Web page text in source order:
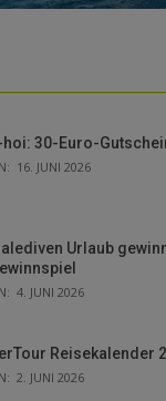
hoi: 30-Euro-
16. JUNI 2026
Urlaub
4. JUNI 2026
Reisekalender
2. JUNI 2026